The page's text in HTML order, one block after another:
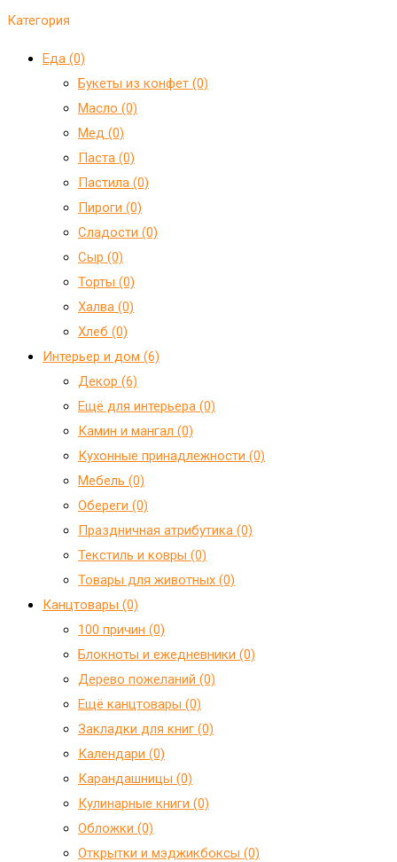
Категория
Еда (0)
Букеты из конфет (0)
Масло (0)
Мед (0)
Паста (0)
Пастила (0)
Пироги (0)
Сладости (0)
Сыр (0)
Торты (0)
Халва (0)
Хлеб (0)
Интерьер и дом (6)
Декор (6)
Ещё для интерьера (0)
Камин и мангал (0)
Кухонные принадлежности (0)
Мебель (0)
Обереги (0)
Праздничная атрибутика (0)
Текстиль и ковры (0)
Товары для животных (0)
Канцтовары (0)
100 причин (0)
Блокноты и ежедневники (0)
Дерево пожеланий (0)
Ещё канцтовары (0)
Закладки для книг (0)
Календари (0)
Карандашницы (0)
Кулинарные книги (0)
Обложки (0)
Открытки и мэджикбоксы (0)